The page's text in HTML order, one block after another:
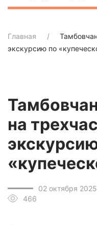
Главная
экскурсию по
на
02 октября
466